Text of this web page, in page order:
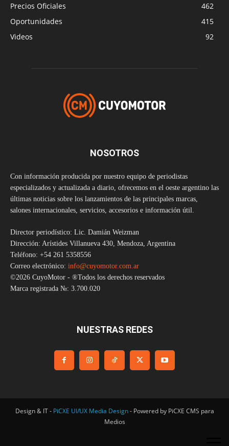
Precios Oficiales
462
Oportunidades
415
Videos
92
NOSOTROS
Con información producida por nuestro equipo de periodistas
especializados y actualizada a diario, ofrecemos en el oeste argentino las
últimas noticias sobre los lanzamientos de las principales marcas,
salones internacionales, servicios, accesorios e información útil.
Director periodístico: Lic. Damián Weizman
Dirección: Arístides Villanueva 430, Mendoza, Argentina
Teléfono: +54 261 5358556
Correo electrónico: info@cuyomotor.com.ar
©2026 CuyoMotor - ®Todos los derechos reservados
Marca registrada №: 3.700.020
NUESTRAS REDES
Design & IT - PiCXE UI/UX Media Design- Powered by PiCXE CMS para
Medios